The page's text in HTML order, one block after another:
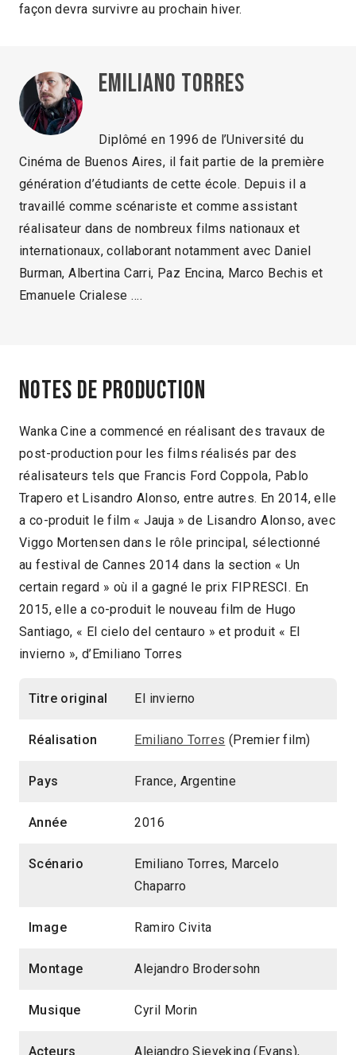
façon devra survivre au prochain hiver.
Emiliano Torres
Diplômé en 1996 de l’Université du
Cinéma de Buenos Aires, il fait partie de la première
génération d’étudiants de cette école. Depuis il a
travaillé comme scénariste et comme assistant
réalisateur dans de nombreux films nationaux et
internationaux, collaborant notamment avec Daniel
Burman, Albertina Carri, Paz Encina, Marco Bechis et
Emanuele Crialese ….
Notes de production
Wanka Cine a commencé en réalisant des travaux de
post-production pour les films réalisés par des
réalisateurs tels que Francis Ford Coppola, Pablo
Trapero et Lisandro Alonso, entre autres. En 2014, elle
a co-produit le film « Jauja » de Lisandro Alonso, avec
Viggo Mortensen dans le rôle principal, sélectionné
au festival de Cannes 2014 dans la section « Un
certain regard » où il a gagné le prix FIPRESCI. En
2015, elle a co-produit le nouveau film de Hugo
Santiago, « El cielo del centauro » et produit « El
invierno », d’Emiliano Torres
Titre original El invierno
Réalisation Emiliano Torres (Premier film)
Pays France, Argentine
Année 2016
Scénario
Emiliano Torres, Marcelo
Chaparro
Image Ramiro Civita
Montage Alejandro Brodersohn
Musique Cyril Morin
Acteurs Alejandro Sieveking (Evans),